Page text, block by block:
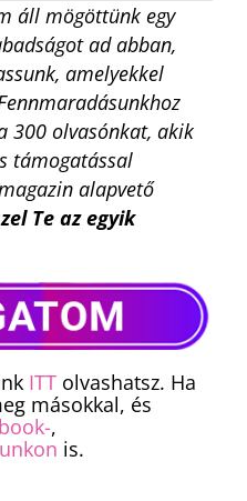
áll mögöttünk egy
ad abban,
amelyekkel
300 olvasónkat, akik
támogatással
alapvető
Te az egyik
ITT olvashatsz. Ha
másokkal, és
,
is.